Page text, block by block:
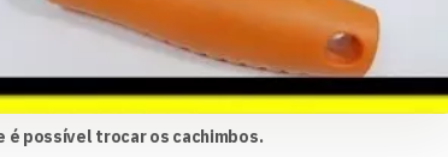
é possível trocar os cachimbos.